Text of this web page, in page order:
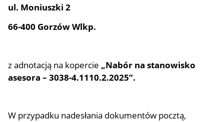
ul. Moniuszki 2
66-400 Gorzów Wlkp.
z adnotacją na kopercie „Nabór na stanowisko
asesora – 3038-4.1110.2.2025”.
W przypadku nadesłania dokumentów pocztą,